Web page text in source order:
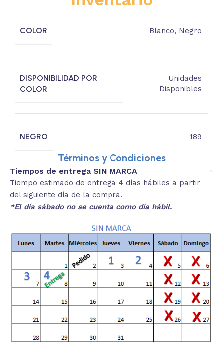
COLOR Blanco, Negro
DISPONIBILIDAD POR
COLOR
Unidades
Disponibles
NEGRO 189
Términos y Condiciones
Tiempos de entrega SIN MARCA
Tiempo estimado de entrega 4 días hábiles a partir
del siguiente día de la compra.
*El día sábado no se cuenta como día hábil.